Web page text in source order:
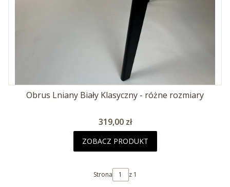
Obrus Lniany Biały Klasyczny - różne rozmiary
Cena
319,00 zł
ZOBACZ PRODUKT
Strona z 1